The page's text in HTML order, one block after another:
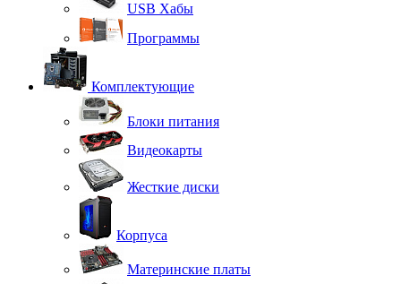
USB Хабы
Программы
Комплектующие
Блоки питания
Видеокарты
Жесткие диски
Корпуса
Материнские платы